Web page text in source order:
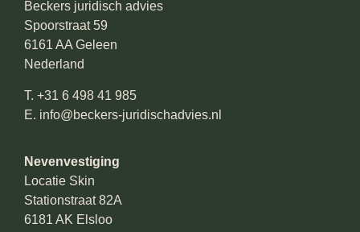
Beckers juridisch advies
Spoorstraat 59
6161 AA Geleen
Nederland
T. +31 6 498 41 985
E. info@beckers-juridischadvies.nl
Nevenvestiging
Locatie Skin
Stationstraat 82A
6181 AK Elsloo